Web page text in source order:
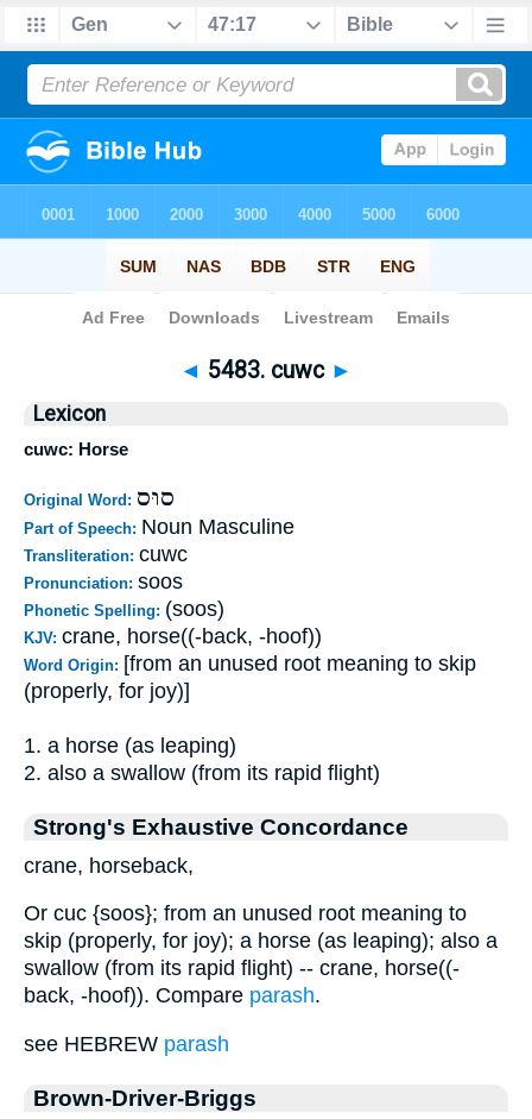
Bible> Strong's >Hebrew > 5483
◄ 5483. cuwc ►
Lexicon
cuwc: Horse
Original Word: סוּס
Part of Speech: Noun Masculine
Transliteration: cuwc
Pronunciation: soos
Phonetic Spelling: (soos)
KJV: crane, horse((-back, -hoof))
Word Origin: [from an unused root meaning to skip
(properly, for joy)]
1. a horse (as leaping)
2. also a swallow (from its rapid flight)
Strong's Exhaustive Concordance
crane, horseback,
Or cuc {soos}; from an unused root meaning to
skip (properly, for joy); a horse (as leaping); also a
swallow (from its rapid flight) -- crane, horse((-
back, -hoof)). Compare parash.
see HEBREW parash
Brown-Driver-Briggs